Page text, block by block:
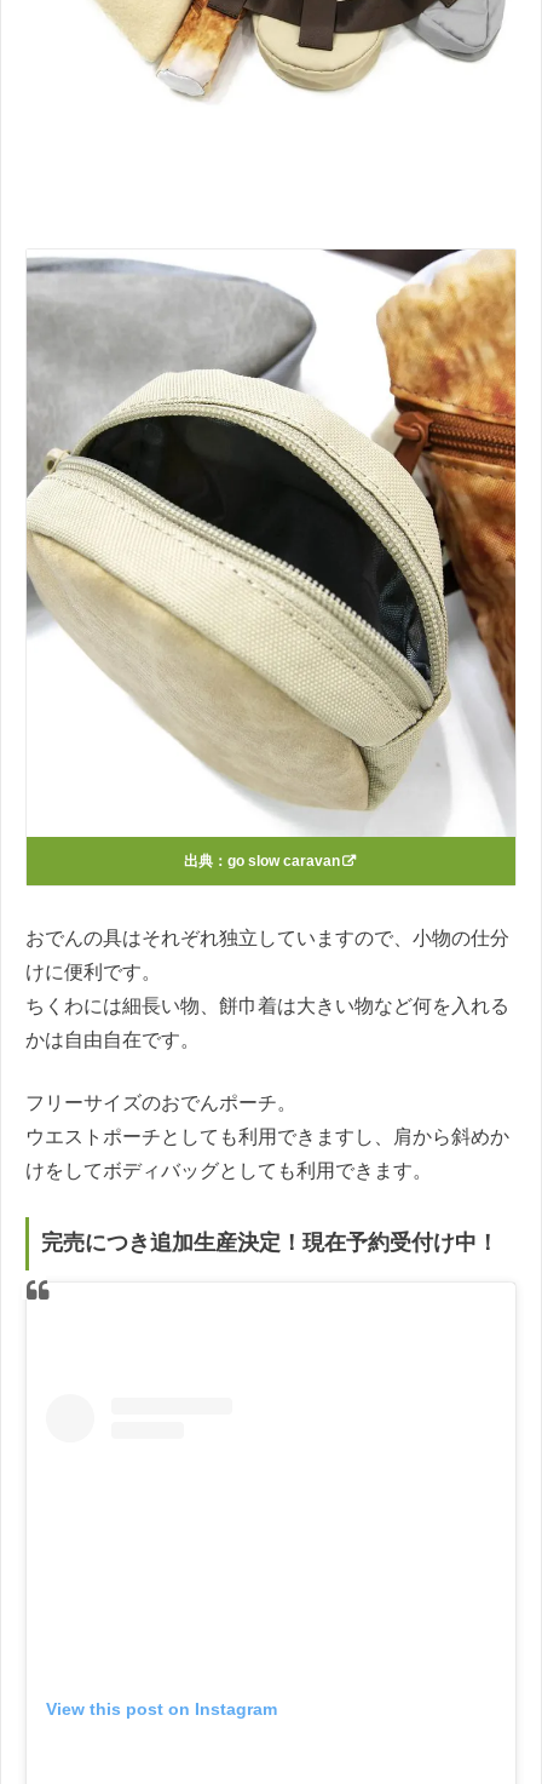
出典： go slow caravan
おでんの具はそれぞれ独立していますので、小物の仕分
けに便利です。
ちくわには細長い物、餅巾着は大きい物など何を入れる
かは自由自在です。
フリーサイズのおでんポーチ。
ウエストポーチとしても利用できますし、肩から斜めか
けをしてボディバッグとしても利用できます。
完売につき追加生産決定！現在予約受付け中！
View this post on Instagram